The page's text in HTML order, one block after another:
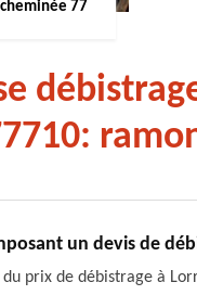
77
un devis de
prix de débistrage à